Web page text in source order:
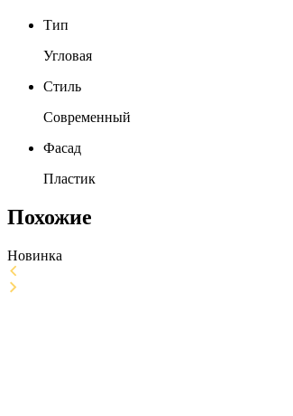
Тип
Угловая
Стиль
Современный
Фасад
Пластик
Похожие
Новинка